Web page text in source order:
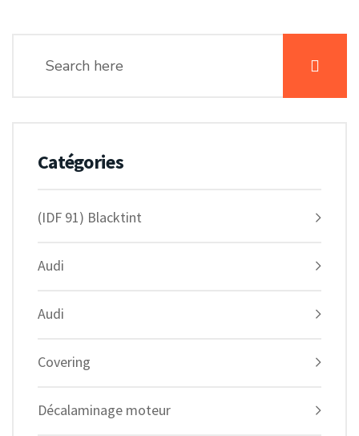
Catégories
(IDF 91) Blacktint
Audi
Audi
Covering
Décalaminage moteur